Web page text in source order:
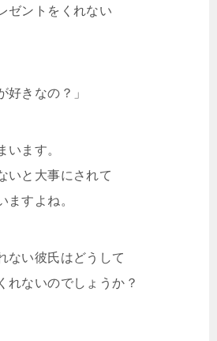
ゼントをくれない
好きなの？」
います。
いと大事にされて
ますよね。
ない彼氏はどうして
れないのでしょうか？